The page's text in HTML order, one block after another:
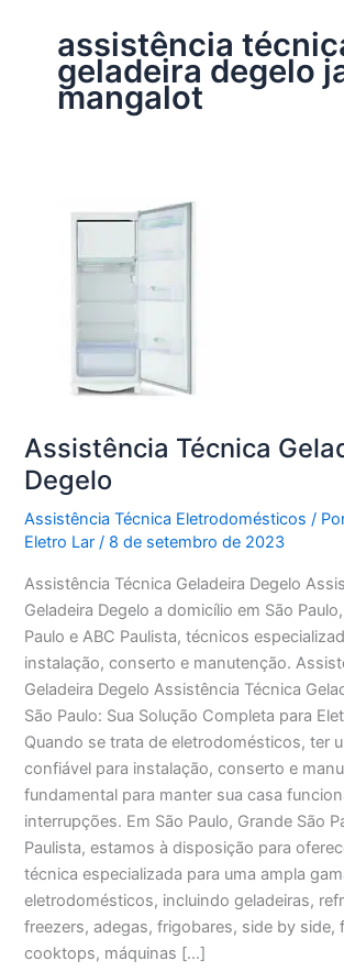
assistência
geladeira degelo
mangalot
Assistência Técnica
Degelo
Assistência Técnica Eletrodomésticos /
Eletro Lar/ 8 de setembro de 2023
Assistência Técnica Geladeira Degelo
Geladeira Degelo a domicílio em São
Paulo e ABC Paulista, técnicos
instalação, conserto e manutenção.
Geladeira Degelo Assistência Técnica
São Paulo: Sua Solução Completa para
Quando se trata de eletrodomésticos, ter
confiável para instalação, conserto e
fundamental para manter sua casa
interrupções. Em São Paulo, Grande São
Paulista, estamos à disposição para
técnica especializada para uma ampla
eletrodomésticos, incluindo geladeiras,
freezers, adegas, frigobares, side by side,
cooktops, máquinas […]